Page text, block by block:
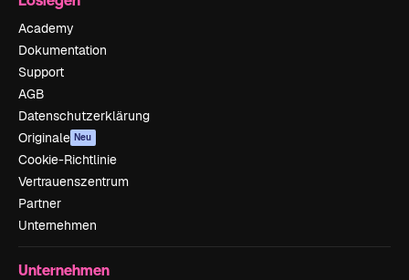
Academy
Dokumentation
Support
AGB
Datenschutzerklärung
Originale Neu
Cookie-Richtlinie
Vertrauenszentrum
Partner
Unternehmen
Unternehmen